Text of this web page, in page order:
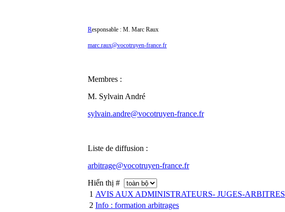
Responsable : M. Marc Raux
marc.raux@vocotruyen-france.fr
Membres :
M. Sylvain André
sylvain.andre@vocotruyen-france.fr
Liste de diffusion :
arbitrage@vocotruyen-france.fr
Hiển thị #
1 AVIS AUX ADMINISTRATEURS- JUGES-ARBITRES
2 Info : formation arbitrages